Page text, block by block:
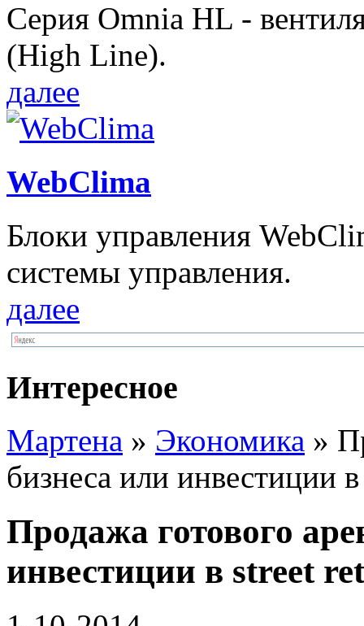
Серия Omnia HL -
(High Line).
далее
WebClima
Блоки упрaвлeния
системы управления.
далее
Интересное
Мартена » Экономика »
бизнеса или инвестиции
Продажа готового
инвестиции в street